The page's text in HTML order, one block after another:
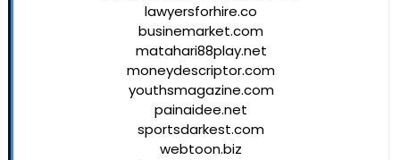
lawyersforhire.co
businemarket.com
matahari88play.net
moneydescriptor.com
youthsmagazine.com
painaidee.net
sportsdarkest.com
webtoon.biz